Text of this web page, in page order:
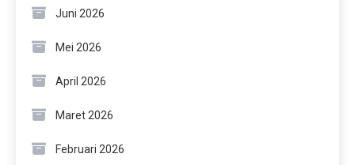
Juni 2026
Mei 2026
April 2026
Maret 2026
Februari 2026